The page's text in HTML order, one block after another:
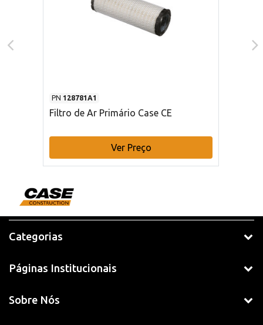
PN 128781A1
Filtro de Ar Primário Case CE
Ver Preço
Categorias
Páginas Institucionais
Sobre Nós